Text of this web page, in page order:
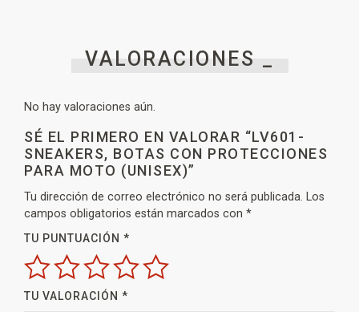
VALORACIONES _
No hay valoraciones aún.
SÉ EL PRIMERO EN VALORAR “LV601-
SNEAKERS, BOTAS CON PROTECCIONES
PARA MOTO (UNISEX)”
Tu dirección de correo electrónico no será publicada. Los
campos obligatorios están marcados con *
TU PUNTUACIÓN *
TU VALORACIÓN *